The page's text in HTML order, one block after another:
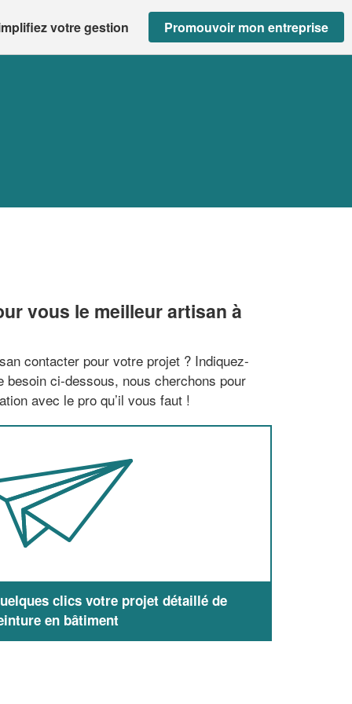
votre gestion Promouvoir mon entreprise
vous le meilleur artisan à
contacter pour votre projet ? Indiquez-
besoin ci-dessous, nous cherchons pour
avec le pro qu’il vous faut !
clics votre projet détaillé de
en bâtiment